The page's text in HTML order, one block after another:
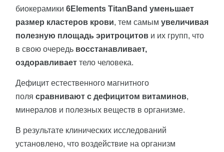
биокерамики 6Elements TitanBand уменьшает
размер кластеров крови, тем самым увеличивая
полезную площадь эритроцитов и их групп, что
в свою очередь восстанавливает,
оздоравливает тело человека.
Дефицит естественного магнитного
поля сравнивают с дефицитом витаминов,
минералов и полезных веществ в организме.
В результате клинических исследований
установлено, что воздействие на организм